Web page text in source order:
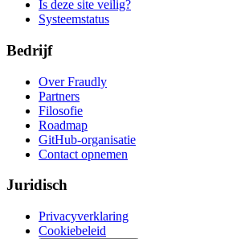
Is deze site veilig?
Systeemstatus
Bedrijf
Over Fraudly
Partners
Filosofie
Roadmap
GitHub-organisatie
Contact opnemen
Juridisch
Privacyverklaring
Cookiebeleid